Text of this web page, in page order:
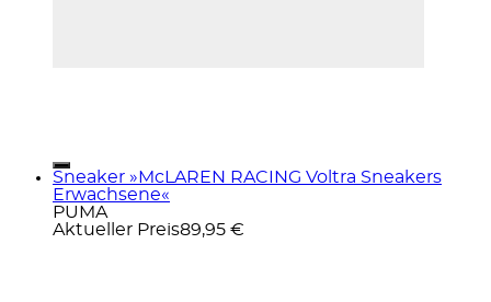
Sneaker »McLAREN RACING Voltra Sneakers
Erwachsene«
PUMA
Aktueller Preis89,95 €